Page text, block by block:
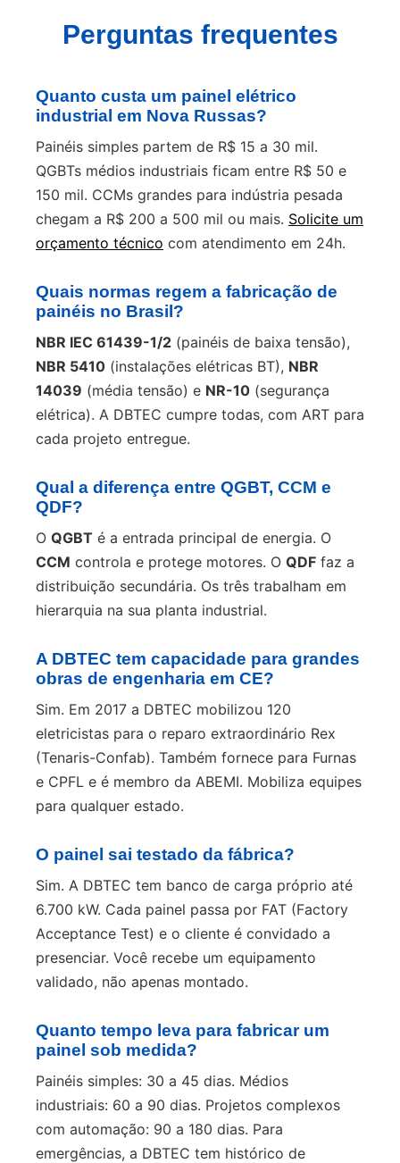
Perguntas frequentes
Quanto custa um painel elétrico
industrial em Nova Russas?
Painéis simples partem de R$ 15 a 30 mil.
QGBTs médios industriais ficam entre R$ 50 e
150 mil. CCMs grandes para indústria pesada
chegam a R$ 200 a 500 mil ou mais. Solicite um
orçamento técnico com atendimento em 24h.
Quais normas regem a fabricação de
painéis no Brasil?
NBR IEC 61439-1/2 (painéis de baixa tensão),
NBR 5410 (instalações elétricas BT), NBR
14039 (média tensão) e NR-10 (segurança
elétrica). A DBTEC cumpre todas, com ART para
cada projeto entregue.
Qual a diferença entre QGBT, CCM e
QDF?
O QGBT é a entrada principal de energia. O
CCM controla e protege motores. O QDF faz a
distribuição secundária. Os três trabalham em
hierarquia na sua planta industrial.
A DBTEC tem capacidade para grandes
obras de engenharia em CE?
Sim. Em 2017 a DBTEC mobilizou 120
eletricistas para o reparo extraordinário Rex
(Tenaris-Confab). Também fornece para Furnas
e CPFL e é membro da ABEMI. Mobiliza equipes
para qualquer estado.
O painel sai testado da fábrica?
Sim. A DBTEC tem banco de carga próprio até
6.700 kW. Cada painel passa por FAT (Factory
Acceptance Test) e o cliente é convidado a
presenciar. Você recebe um equipamento
validado, não apenas montado.
Quanto tempo leva para fabricar um
painel sob medida?
Painéis simples: 30 a 45 dias. Médios
industriais: 60 a 90 dias. Projetos complexos
com automação: 90 a 180 dias. Para
emergências, a DBTEC tem histórico de